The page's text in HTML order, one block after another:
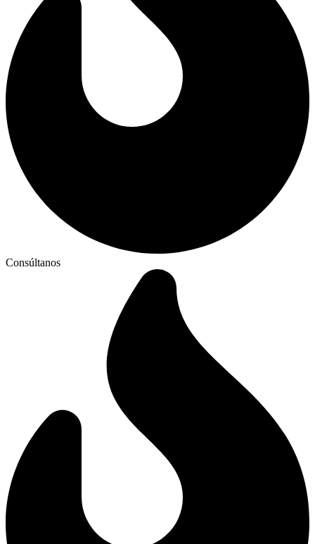
Consúltanos